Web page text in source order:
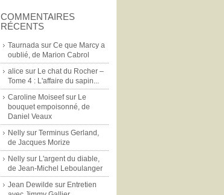
COMMENTAIRES
RÉCENTS
Taurnada sur Ce que Marcy a
oublié, de Marion Cabrol
alice sur Le chat du Rocher –
Tome 4 : L'affaire du sapin...
Caroline Moiseefsur Le
bouquet empoisonné, de
Daniel Veaux
Nelly sur Terminus Gerland,
de Jacques Morize
Nelly sur L'argent du diable,
de Jean-Michel Leboulanger
Jean Dewilde sur Entretien